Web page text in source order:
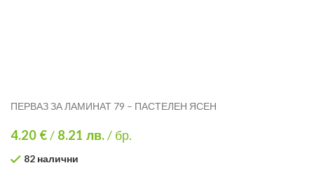
ПЕРВАЗ ЗА ЛАМИНАТ 79 – ПАСТЕЛЕН ЯСЕН
4.20 €/ 8.21 лв./ бр.
82 налични